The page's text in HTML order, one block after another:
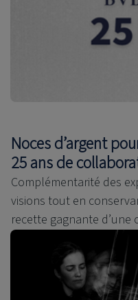
Noces d’argent
25 ans de
Complémentarité des
visions tout en
recette gagnante